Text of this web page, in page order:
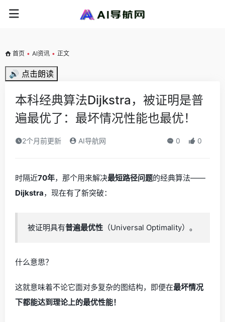
首页 • AI资讯 • 正文
🔊 点击朗读
本科经典算法Dijkstra，被证明是普
遍最优了：最坏情况性能也最优！
2个月前更新 AI导航网 0 0
时隔近70年，那个用来解决最短路径问题的经典算法——
Dijkstra，现在有了新突破：
被证明具有普遍最优性 （Universal Optimality）。
什么意思？
这就意味着不论它面对多复杂的图结构，即便在最坏情况
下都能达到理论上的最优性能！